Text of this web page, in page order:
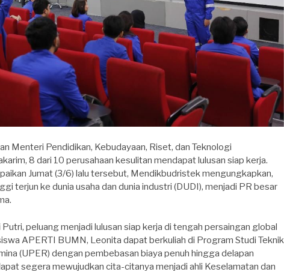
Menteri Pendidikan, Kebudayaan, Riset, dan Teknologi
8 dari 10 perusahaan kesulitan mendapat lulusan siap kerja.
Jumat (3/6) lalu tersebut, Mendikbudristek mengungkapkan,
terjun ke dunia usaha dan dunia industri (DUDI), menjadi PR besar
peluang menjadi lulusan siap kerja di tengah persaingan global
APERTI BUMN, Leonita dapat berkuliah di Program Studi Teknik
(UPER) dengan pembebasan biaya penuh hingga delapan
segera mewujudkan cita-citanya menjadi ahli Keselamatan dan